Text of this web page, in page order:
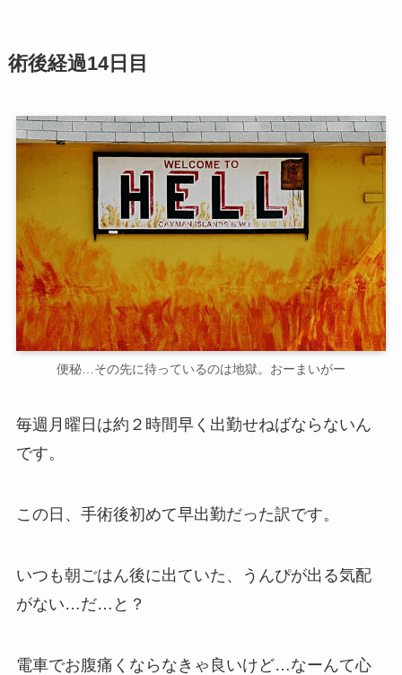
術後経過14日目
便秘…その先に待っているのは地獄。おーまいがー
毎週月曜日は約２時間早く出勤せねばならないん
です。
この日、手術後初めて早出勤だった訳です。
いつも朝ごはん後に出ていた、うんぴが出る気配
がない…だ…と？
電車でお腹痛くならなきゃ良いけど…なーんて心